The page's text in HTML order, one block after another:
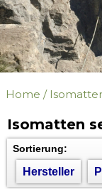
Home /
Isomatten
Sortierung:
Hersteller